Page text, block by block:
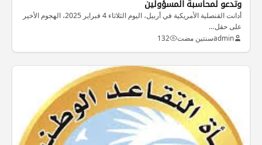
وتدعو لمحاسبة المسؤولين
أدانت القنصلية الأمريكية في أربيل، اليوم الثلاثاء 4 فبراير 2025، الهجوم الأخير
على حقل…
adminسنتين مضت 132